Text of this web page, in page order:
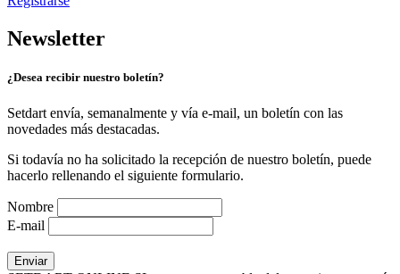
Newsletter
¿Desea recibir nuestro boletín?
Setdart envía, semanalmente y vía e-mail, un boletín con las
novedades más destacadas.
Si todavía no ha solicitado la recepción de nuestro boletín, puede
hacerlo rellenando el siguiente formulario.
Nombre
E-mail